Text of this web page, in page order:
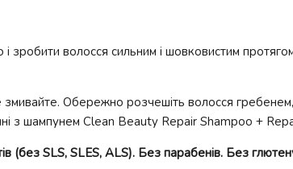
зробити волосся сильним і шовковистим
змивайте. Обережно розчешіть волосся
з шампунем Clean Beauty Repair Shampoo +
(без SLS, SLES, ALS). Без парабенів. Без